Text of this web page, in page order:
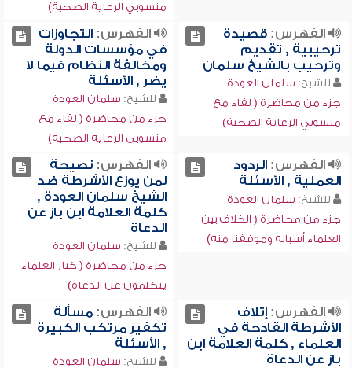
منسوبي الرعاية الصحية)
الفهرس:قصيدة
ترحيبية , تقديم
وترحيب بالشيخ سلمان
للشيخ: سلمان العودة
جزء من محاضرة ( لقاء مع
منسوبي الرعاية الصحية)
الفهرس:التجاوزات
في مؤسسات الدولة
ومخالفة النظام فيما لا
يضر , الأسئلة
للشيخ: سلمان العودة
جزء من محاضرة ( لقاء مع
منسوبي الرعاية الصحية)
الفهرس:الردود
العملية , الأسئلة
للشيخ: سلمان العودة
جزء من محاضرة ( الخلاف بين
العلماء أسبابه وموقفنا منه)
الفهرس:نصيحة
لمن يوزع الأشرطة ضد
الشيخ سلمان العودة ,
كلمة العلامة ابن باز عن
الدعاة
للشيخ: سلمان العودة
جزء من محاضرة ( كبار العلماء
يتكلمون عن الدعاة)
الفهرس:إتلاف
الأشرطة القادحة في
العلماء , كلمة العلامة ابن
باز عن الدعاة
الفهرس:مسألة
تكفير مرتكب الكبيرة
, الأسئلة
للشيخ: سلمان العودة